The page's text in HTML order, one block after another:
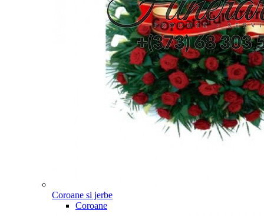
Coroane si jerbe
Coroane